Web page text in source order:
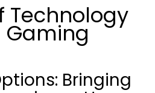
Technology
in רמי אונליין Gaming
Bringing